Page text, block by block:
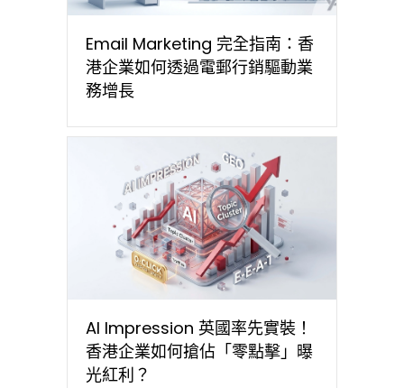
Email Marketing 完全指南：香
港企業如何透過電郵行銷驅動業
務增長
AI Impression 英國率先實裝！
香港企業如何搶佔「零點擊」曝
光紅利？